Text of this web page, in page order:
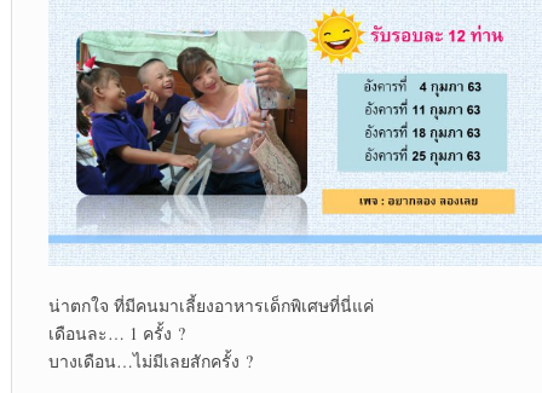
น่าตกใจ ที่มีคนมาเลี้ยงอาหารเด็กพิเศษที่นี่แค่
เดือนละ… 1 ครั้ง ?
บางเดือน…ไม่มีเลยสักครั้ง ?